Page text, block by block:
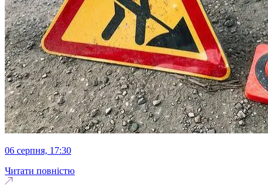
06 серпня, 17:30
Читати повністю